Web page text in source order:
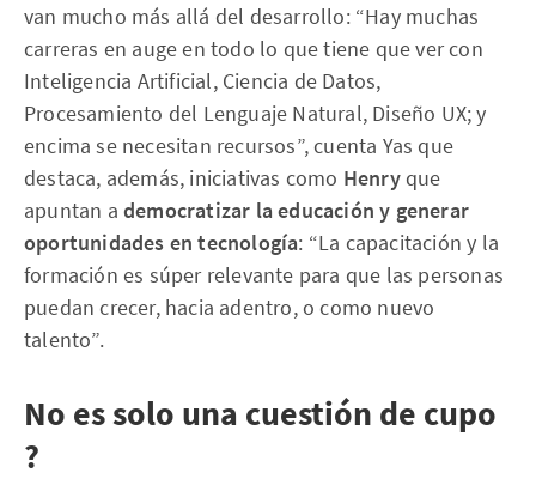
van mucho más allá del desarrollo: “Hay muchas
carreras en auge en todo lo que tiene que ver con
Inteligencia Artificial, Ciencia de Datos,
Procesamiento del Lenguaje Natural, Diseño UX; y
encima se necesitan recursos”, cuenta Yas que
destaca, además, iniciativas como Henryque
apuntan a democratizar la educación y generar
oportunidades en tecnología: “La capacitación y la
formación es súper relevante para que las personas
puedan crecer, hacia adentro, o como nuevo
talento”.
No es solo una cuestión de cupo
?